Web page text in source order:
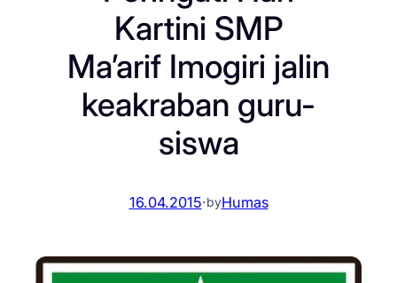
Kartini SMP
Ma’arif Imogiri jalin
keakraban guru-
siswa
16.04.2015·byHumas